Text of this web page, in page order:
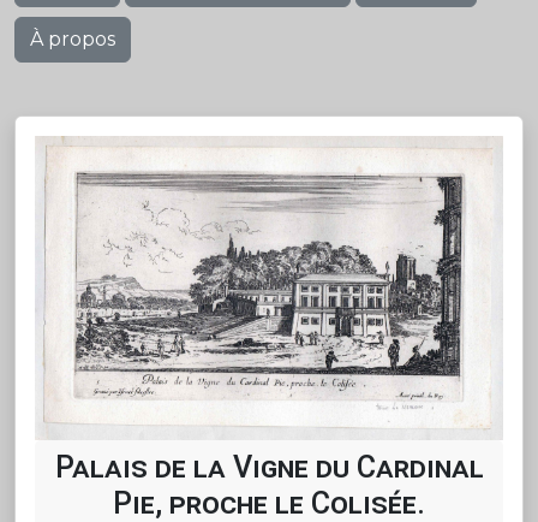
À propos
Palais de la Vigne du Cardinal
Pie, proche le Colisée.